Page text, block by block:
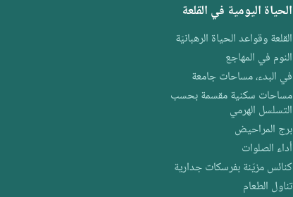
الحياة اليومية في القلعة
القلعة وقواعد الحياة الرهبانيّة
النوم في المهاجع
في البدء، مساحات جامعة
مساحات سكنية مقسمة بحسب
التسلسل الهرمي
برج المراحيض
أداء الصلوات
كنائس مزيّنة بفرسكات جدارية
تناول الطعام